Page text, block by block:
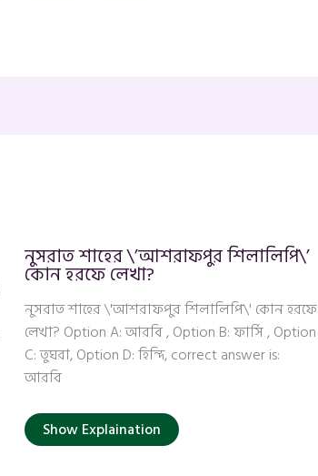
নুসরাত শাহের \’আশরাফপুর শিলালিপি\’
কোন হরফে লেখা?
নুসরাত শাহের \'আশরাফপুর শিলালিপি\' কোন হরফে
লেখা? Option A: আরবি , Option B: ফার্সি , Option
C: তুঘরা, Option D: হিন্দি, correct answer is:
আরবি
Show Explaination